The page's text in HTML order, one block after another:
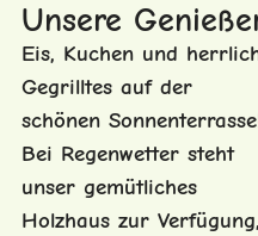
Unsere
Eis, Kuchen und
Gegrilltes auf der
schönen
Bei Regenwetter steht
unser gemütliches
Holzhaus zur Verfügung,